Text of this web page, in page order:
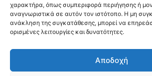
χαρακτήρα, όπως συμπεριφορά περιήγησης ή
αναγνωριστικά σε αυτόν τον ιστότοπο. Η μη
ανάκληση της συγκατάθεσης, μπορεί να
ορισμένες λειτουργίες και δυνατότητες.
Αποδοχή